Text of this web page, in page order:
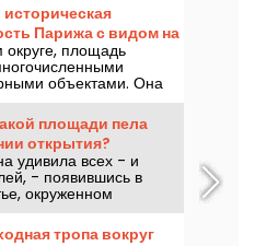
Парижа с видом на
площадь
объектами. Она
так и пожизненных
виду на
площади пела
открытия?
удивила всех - и
- появившись в
окруженном
где же была певица?
публики?тропа вокруг